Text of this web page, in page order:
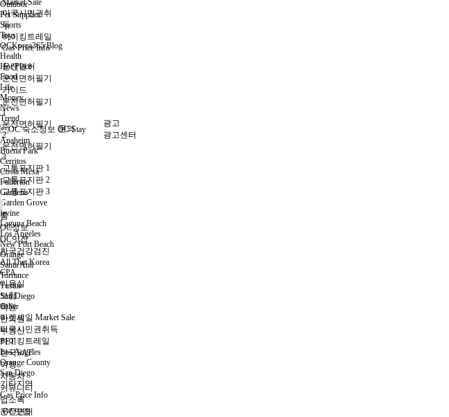
Outdoor
Pet Supplies
Sports
Toys
OCKorea365 Blog
Health
Hot Place
Food
Life
Money
News
Trend
OC 숙소정보 OC Stay
Anaheim
Buena Park
Cerritos
Costa Mesa
Fullerton
Gardena
Garden Grove
Irvine
Laguna Beach
Los Angeles
New Port Beach
Orange
Santa Ana
Torrance
Tustin
San Diego
Other
마켓세일 Market Sale
미국시민권취득
하이킹트레일
Los Angeles
Orange County
San Diego
기타지역
Gas Price Info
OC맛집
Market Sale
미국시민권취
득
하이킹트레일
Gas Price Info
운전면허
운전면허필기
가이드
운전면허필기
1
운전면허필기
2
운전면허필기
3
교통표지판 1
교통표지판 2
교통표지판 3
문의
광고
광고센터
홈
OC정보
OC맛집
한국건강검진
All That Korea
CPA
미용실
보험
학원
한의원
부동산
PET
한국SAT
여행
자동차
커뮤니티
업소록
운전면허